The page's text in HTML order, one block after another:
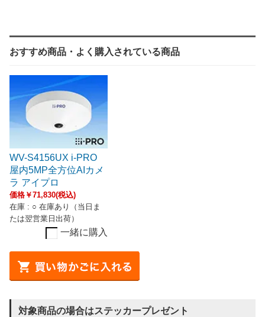
おすすめ商品・よく購入されている商品
WV-S4156UX i-PRO
屋内5MP全方位AIカメ
ラ アイプロ
価格￥71,830(税込)
在庫 : ○ 在庫あり（当日ま
たは翌営業日出荷）
一緒に購入
対象商品の場合はステッカープレゼント